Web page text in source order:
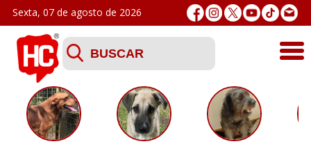
Sexta, 07 de agosto de 2026
Últimas
Esporte